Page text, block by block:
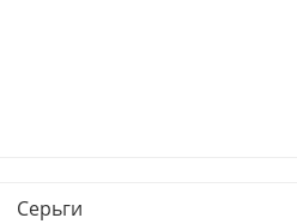
Серьги